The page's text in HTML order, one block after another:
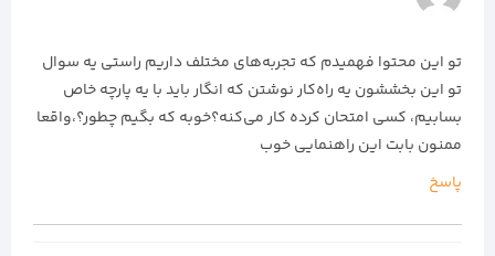
تو این محتوا فهمیدم که تجربه‌های مختلف داریم راستی یه سوال
تو این بخششون یه راه‌کار نوشتن که انگار باید با یه پارچه خاص
بسابیم، کسی امتحان کرده کار می‌کنه؟خوبه که بگیم چطور؟،واقعا
ممنون بابت این راهنمایی خوب
پاسخ